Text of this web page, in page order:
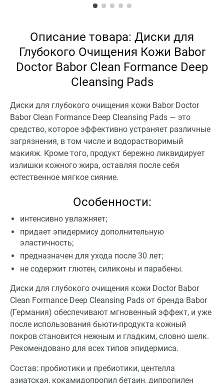
Описание товара: Диски для
Глубокого Очищения Кожи Babor
Doctor Babor Clean Formance Deep
Cleansing Pads
Диски для глубокого очищения кожи Babor Doctor
Babor Clean Formance Deep Cleansing Pads — это
средство, которое эффективно устраняет различные
загрязнения, в том числе и водорастворимый
макияж. Кроме того, продукт бережно ликвидирует
излишки кожного жира, оставляя после себя
естественное мягкое сияние.
Особенности:
интенсивно увлажняет;
придает эпидермису дополнительную
эластичность;
предназначен для ухода после 30 лет;
не содержит глютен, силиконы и парабены.
Диски для глубокого очищения кожи Doctor Babor
Clean Formance Deep Cleansing Pads от бренда Babor
(Германия) обеспечивают мгновенный эффект, и уже
после использования бьюти-продукта кожный
покров становится нежным и гладким, словно шелк.
Рекомендовано для всех типов эпидермиса.
Состав: пробиотики и пребиотики, центелла
азиатская, кокамидопропил бетаин, дипропилен